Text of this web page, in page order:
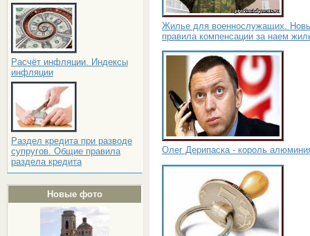
Расчёт инфляции. Индексы
инфляции
Раздел кредита при разводе
супругов. Общие правила
раздела кредита
Новые фото
Жилье для военнослужащих.
правила компенсации за наем
Олег Дерипаска - король